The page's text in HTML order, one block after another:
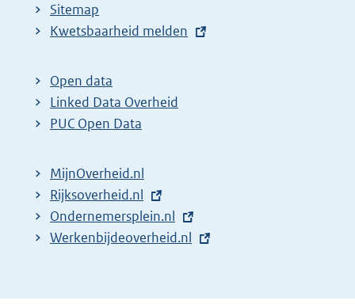
Sitemap
E
t
e
r
l
i
n
k
Kwetsbaarheid melden
Open data
Linked Data Overheid
PUC Open Data
MijnOverheid.nl
E
x
t
Rijksoverheid.nl
E
x
Ondernemersplein.nl
E
Werkenbijdeoverheid.nl